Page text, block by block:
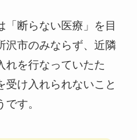
「断らない医療」を目
沢市のみならず、近隣
れを行なっていたた
受け入れられないこと
す。